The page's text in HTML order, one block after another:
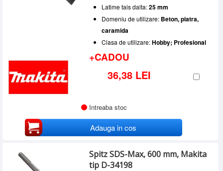
Latime tais dalta:25 mm
Domeniu de utilizare: Beton, piatra,
caramida
Clasa de utilizare:Hobby; Profesional
+CADOU
36,38 LEI
Intreaba stoc
Adauga in cos
Spitz SDS-Max, 600 mm, Makita
tip D-34198